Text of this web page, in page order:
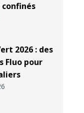
2026 : des
Fluo pour